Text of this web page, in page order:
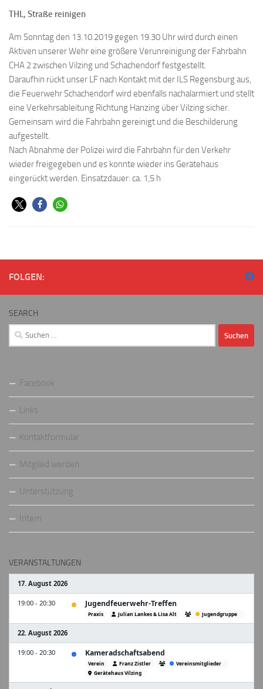
THL, Straße reinigen
Am Sonntag den 13.10.2019 gegen 19.30 Uhr wird durch einen
Aktiven unserer Wehr eine größere Verunreinigung der Fahrbahn
CHA 2 zwischen Vilzing und Schachendorf festgestellt.
Daraufhin rückt unser LF nach Kontakt mit der ILS Regensburg aus,
die Feuerwehr Schachendorf wird ebenfalls nachalarmiert und stellt
eine Verkehrsableitung Richtung Hanzing über Vilzing sicher.
Gemeinsam wird die Fahrbahn gereinigt und die Beschilderung
aufgestellt.
Nach Abnahme der Polizei wird die Fahrbahn für den Verkehr
wieder freigegeben und es konnte wieder ins Gerätehaus
eingerückt werden. Einsatzdauer: ca. 1,5 h
FOLGEN:
SEARCH
Suchen
nach:
Facebook
Links
Kontaktformular
Mitglied werden
Unterstützung
Intern
VERANSTALTUNGEN